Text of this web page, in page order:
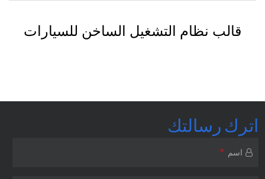
قالب إضاءة السيارات
اترك رسالتك
اسم *